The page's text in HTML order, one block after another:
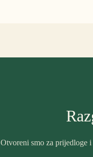
Otvoreni smo za prijedloge